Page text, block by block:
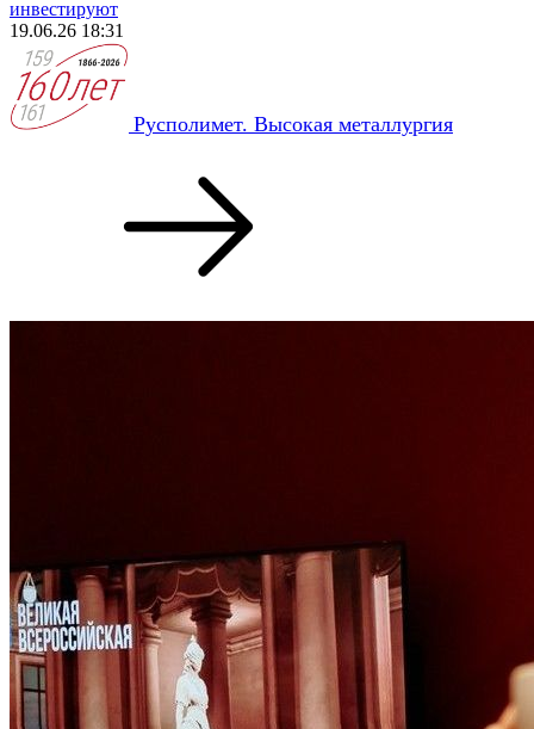
инвестируют
19.06.26 18:31
Русполимет. Высокая металлургия